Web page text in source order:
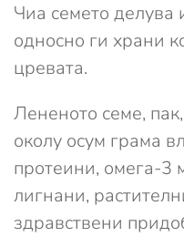
Чиа семето делува
односно ги храни
цревата.
Лененото семе,
околу осум грама
протеини, омега-3
лигнани,
здравствени